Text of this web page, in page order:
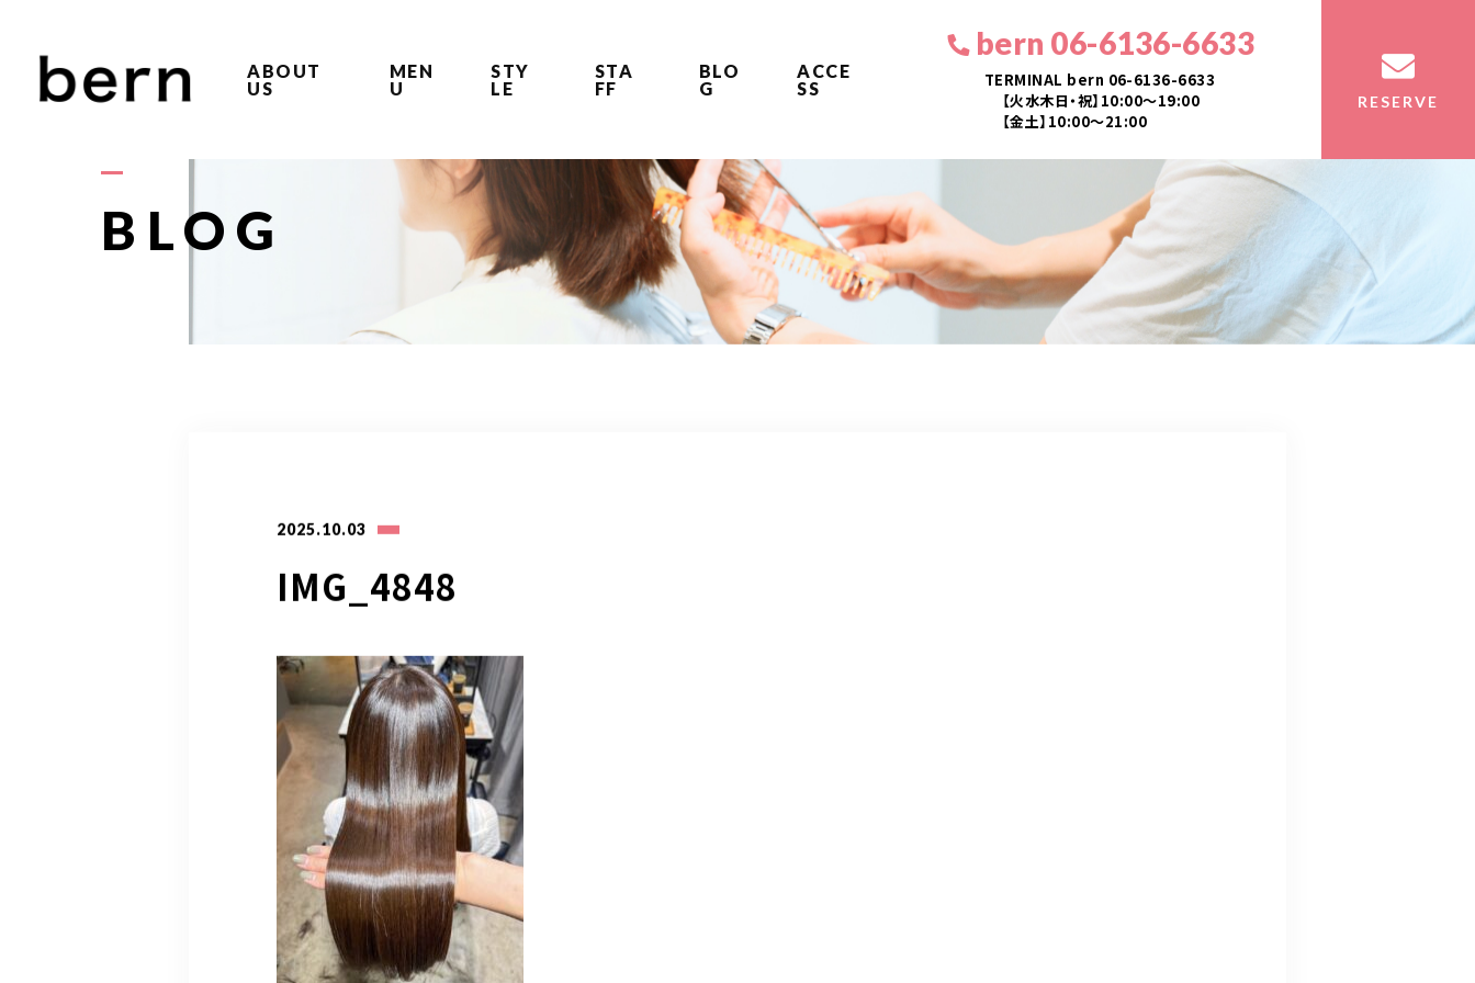
ABOUT
US
MEN
U
STY
LE
STA
FF
BLO
G
ACCE
SS
bern 06-6136-6633
TERMINAL bern 06-6136-6633
【火水木日・祝】10:00～19:00
【金土】10:00〜21:00
RESERVE
BLOG
2025.10.03
IMG_4848